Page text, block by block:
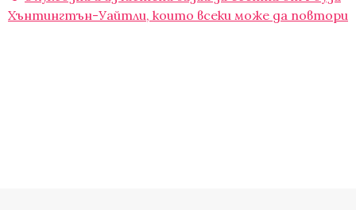
Хънтингтън-Уайтли, които всеки може да повтори